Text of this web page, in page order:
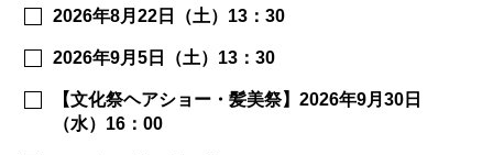
2026年8月22日（土）13：30
2026年9月5日（土）13：30
【文化祭ヘアショー・髪美祭】2026年9月30日
（水）16：00